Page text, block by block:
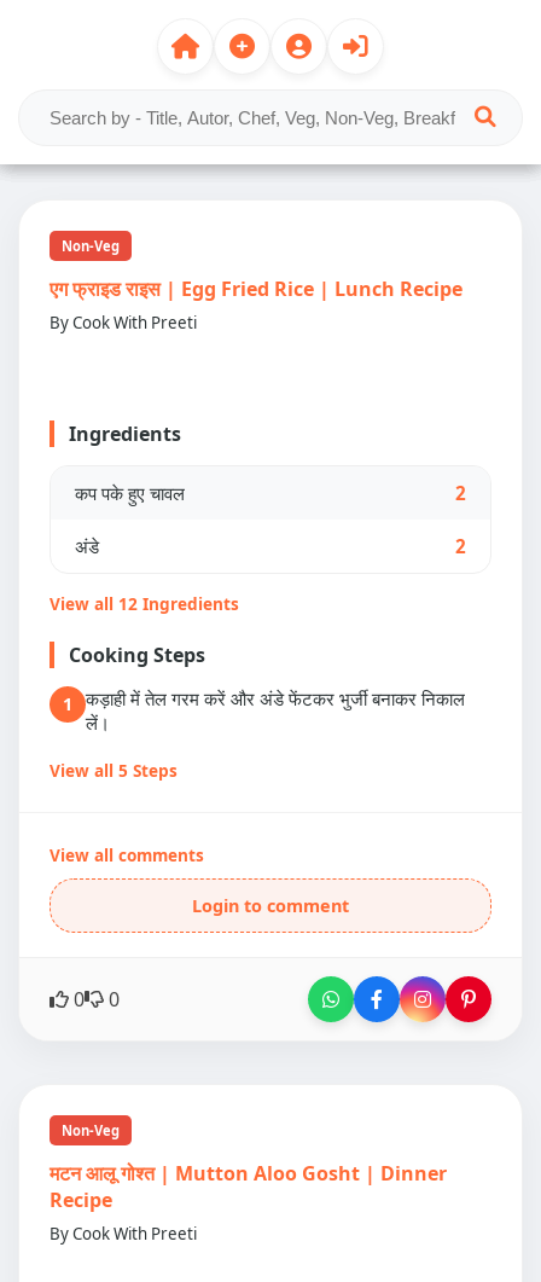
Non-Veg
एग फ्राइड राइस | Egg Fried Rice | Lunch Recipe
By Cook With Preeti
Ingredients
कप पके हुए चावल 2
अंडे 2
View all 12 Ingredients
Cooking Steps
1
कड़ाही में तेल गरम करें और अंडे फेंटकर भुर्जी बनाकर निकाल
लें।
View all 5 Steps
View all comments
Login to comment
0 0
Non-Veg
मटन आलू गोश्त | Mutton Aloo Gosht | Dinner
Recipe
By Cook With Preeti